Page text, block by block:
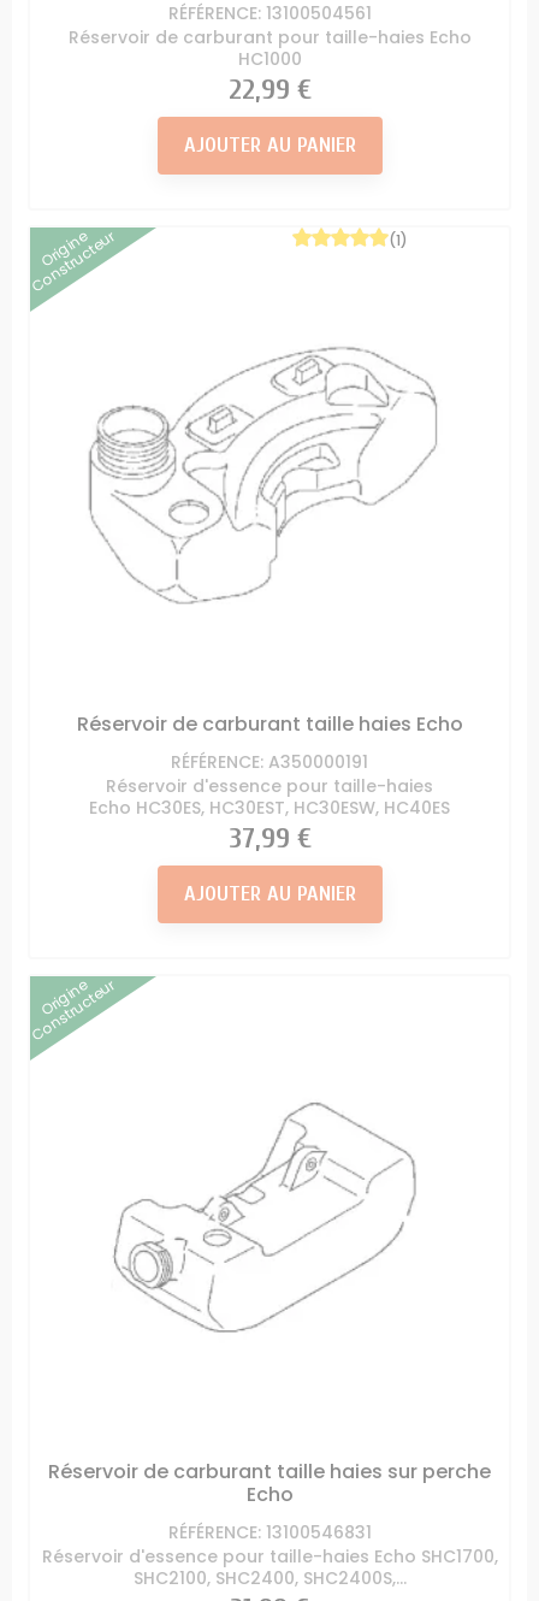
RÉFÉRENCE: 13100504561
Réservoir de carburant pour taille-haies Echo
HC1000
Prix
22,99 €
AJOUTER AU PANIER
Origine
Constructeur
Réservoir de carburant taille haies Echo
RÉFÉRENCE: A350000191
Réservoir d'essence pour taille-haies
Echo HC30ES, HC30EST, HC30ESW, HC40ES
(1)
Prix
37,99 €
AJOUTER AU PANIER
Origine
Constructeur
Réservoir de carburant taille haies sur perche
Echo
RÉFÉRENCE: 13100546831
Réservoir d'essence pour taille-haies Echo SHC1700,
SHC2100, SHC2400, SHC2400S,...